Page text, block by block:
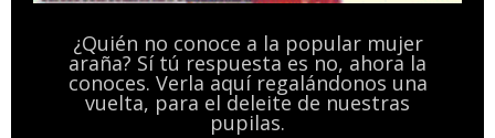
¿Quién no conoce a la popular mujer
araña? Sí tú respuesta es no, ahora la
conoces. Verla aquí regalándonos una
vuelta, para el deleite de nuestras
pupilas.